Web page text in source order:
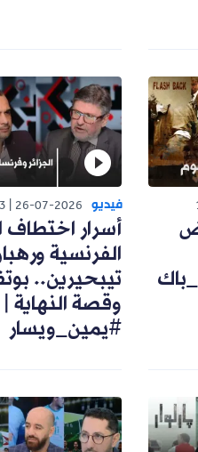
26-07-2026
14:13
أسرار اختطاف الطائرة
الفرنسية ورهبان
تيبحيرين.. بوتفليقة
وقصة النهاية |
#يمين_ويسار